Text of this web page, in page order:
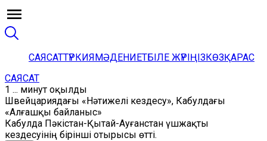
САЯСАТТҮРКИЯМӘДЕНИЕТБІЛЕ ЖҮРІҢІЗКӨЗҚАРАС
САЯСАТ
1 ... минут оқылды
Швейцариядағы «Нәтижелі кездесу», Кабулдағы
«Алғашқы байланыс»
Кабулда Пәкістан-Қытай-Ауғанстан үшжақты
кездесуінің бірінші отырысы өтті.